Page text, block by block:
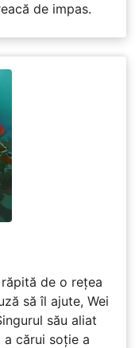
de impas.
de o rețea
să îl ajute, Wei
său aliat
a cărui soție a